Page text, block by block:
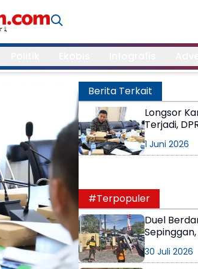
Berita Terkait
Longsor
Terjadi,
1 Juni 2026
#Terpopuler
Duel
30 Juli 2026